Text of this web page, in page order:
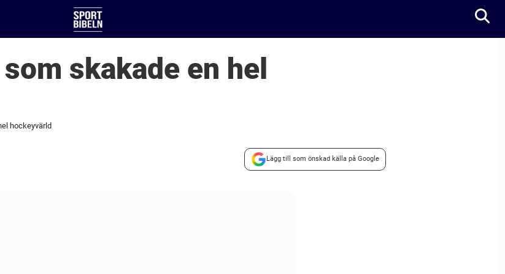
skakade en hel
hockeyvärld
Lägg till som önskad källa på Google